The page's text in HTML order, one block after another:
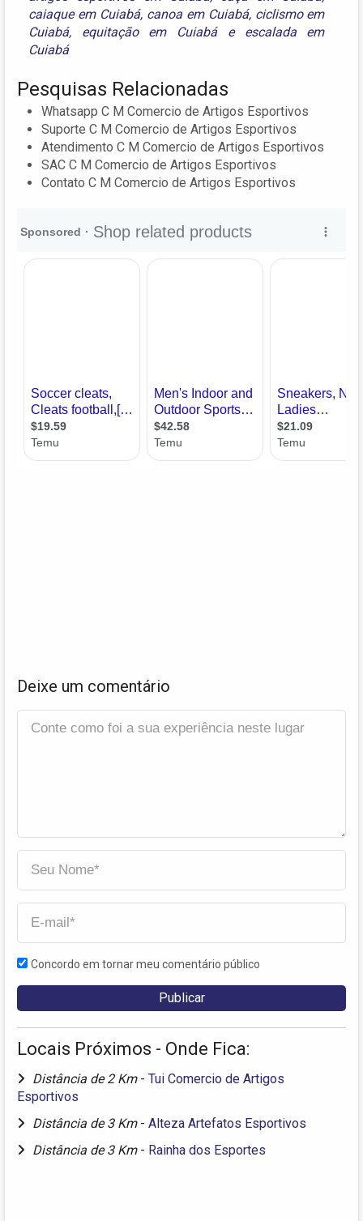
caiaque em Cuiabá, canoa em Cuiabá, ciclismo em
Cuiabá, equitação em Cuiabáe escalada em
Cuiabá
Pesquisas Relacionadas
Whatsapp C M Comercio de Artigos Esportivos
Suporte C M Comercio de Artigos Esportivos
Atendimento C M Comercio de Artigos Esportivos
SAC C M Comercio de Artigos Esportivos
Contato C M Comercio de Artigos Esportivos
Deixe um comentário
Concordo em tornar meu comentário público
Locais Próximos - Onde Fica:
Distância de 2 Km - Tui Comercio de Artigos
Esportivos
Distância de 3 Km - Alteza Artefatos Esportivos
Distância de 3 Km - Rainha dos Esportes